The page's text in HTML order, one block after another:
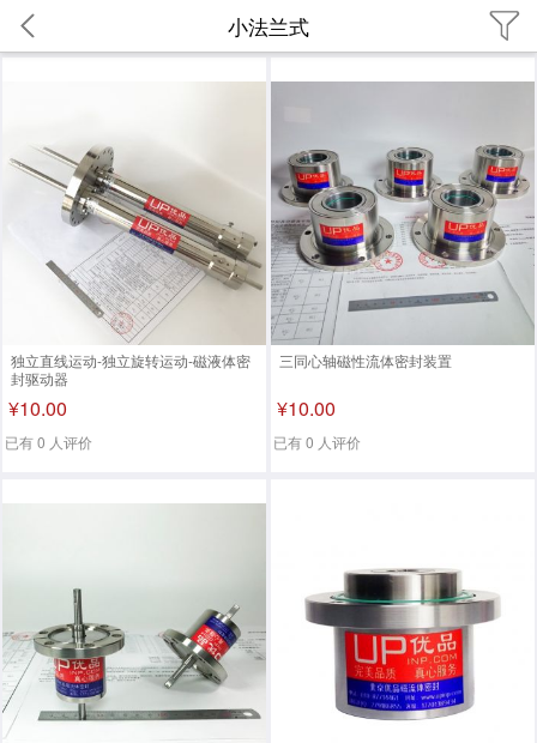
小法兰式
独立直线运动-独立旋转运动-磁液体密
封驱动器
¥10.00
已有 0 人评价
三同心轴磁性流体密封装置
¥10.00
已有 0 人评价